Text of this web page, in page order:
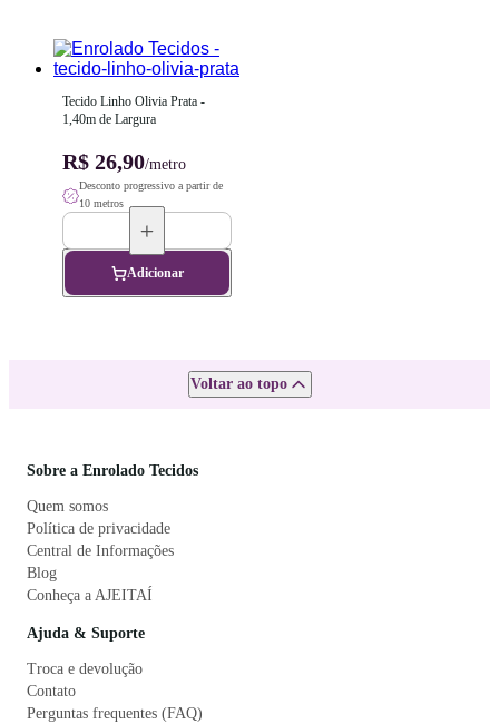
Tecido Linho Olivia Prata -
1,40m de Largura
R$ 26,90/metro
Desconto progressivo a partir de
10 metros
Adicionar
Voltar ao topo
Sobre a Enrolado Tecidos
Quem somos
Política de privacidade
Central de Informações
Blog
Conheça a AJEITAÍ
Ajuda & Suporte
Troca e devolução
Contato
Perguntas frequentes (FAQ)